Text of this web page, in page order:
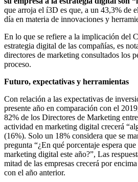
que arroja el í3D es que, a un 43,3% de
día en materia de innovaciones y
En lo que se refiere a la implicación del
estrategia digital de las compañías, es
directores de marketing consultados los
proceso.
Futuro, expectativas y herramientas
Con relación a las expectativas de
presente año en comparación con el
82% de los Directores de Marketing
actividad en marketing digital crecerá
(16%). Solo un 18% considera que se
pregunta “¿En qué porcentaje espera
marketing digital este año?”, Las
mitad de las empresas crecerá por
con el año anterior.